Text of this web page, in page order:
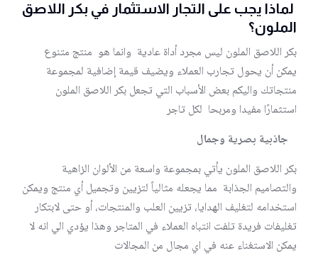
لماذا يجب على التجار الاستثمار في بكر اللاصق
الملون؟
بكر اللاصق الملون ليس مجرد أداة عادية وانما هو منتج متنوع
يمكن أن يحول تجارب العملاء ويضيف قيمة إضافية لمجموعة
منتجاتك واليكم بعض الأسباب التي تجعل بكر اللاصق الملون
استثمارًا مفيدا ومربحا لكل تاجر
جاذبية بصرية وجمال
بكر اللاصق الملون يأتي بمجموعة واسعة من الألوان الزاهية
والتصاميم الجذابة مما يجعله مثالياً لتزيين وتجميل أي منتج ويمكن
استخدامه لتغليف الهدايا، تزيين العلب والمنتجات، أو حتى لابتكار
تغليفات فريدة تلفت انتباه العملاء في المتاجر وهذا يؤدي الي انه لا
يمكن الاستغناء عنه في اي مجال من المجالات